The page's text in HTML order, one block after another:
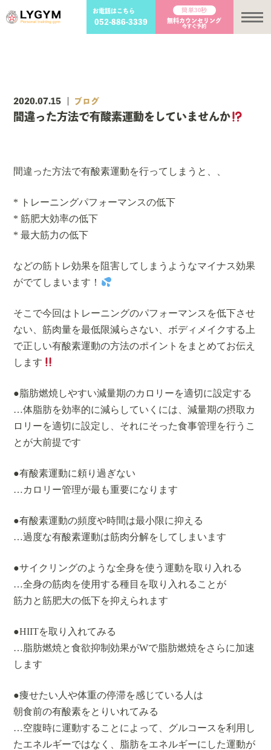
お電話はこちら
052-886-3339
簡単30秒
無料カウンセリング
今すぐ予約 メ
2020.07.15 ブログ
間違った方法で有酸素運動をしていませんか
間違った方法で有酸素運動を行ってしまうと、、
* トレーニングパフォーマンスの低下
* 筋肥大効率の低下
* 最大筋力の低下
などの筋トレ効果を阻害してしまうようなマイナス効果
がでてしまいます！
そこで今回はトレーニングのパフォーマンスを低下させ
ない、筋肉量を最低限減らさない、ボディメイクする上
で正しい有酸素運動の方法のポイントをまとめてお伝え
します
●脂肪燃焼しやすい減量期のカロリーを適切に設定する
…体脂肪を効率的に減らしていくには、減量期の摂取カ
ロリーを適切に設定し、それにそった食事管理を行うこ
とが大前提です
●有酸素運動に頼り過ぎない
…カロリー管理が最も重要になります
●有酸素運動の頻度や時間は最小限に抑える
…過度な有酸素運動は筋肉分解をしてしまいます
●サイクリングのような全身を使う運動を取り入れる
…全身の筋肉を使用する種目を取り入れることが
筋力と筋肥大の低下を抑えられます
●HIITを取り入れてみる
…脂肪燃焼と食欲抑制効果がWで脂肪燃焼をさらに加速
します
●痩せたい人や体重の停滞を感じている人は
朝食前の有酸素をとりいれてみる
…空腹時に運動することによって、グルコースを利用し
たエネルギーではなく、脂肪をエネルギーにした運動が